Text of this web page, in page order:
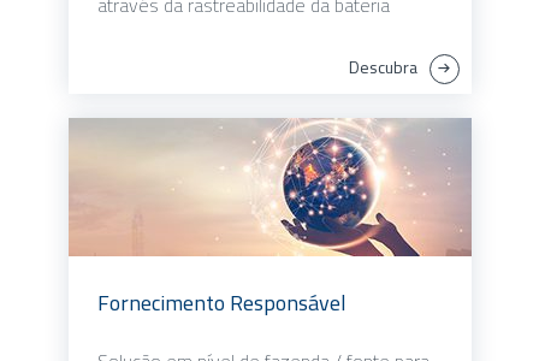
Descubra
Fornecimento Responsável